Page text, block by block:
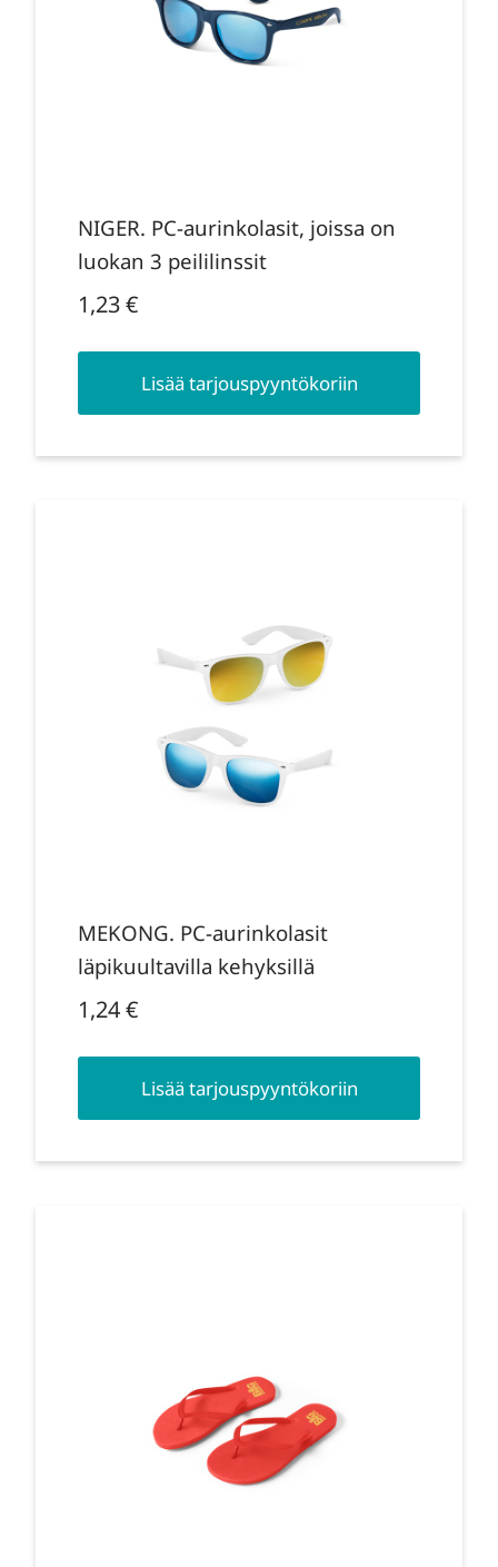
NIGER. PC-aurinkolasit, joissa on
luokan 3 peililinssit
1,23€
Lisää tarjouspyyntökoriin
MEKONG. PC-aurinkolasit
läpikuultavilla kehyksillä
1,24€
Lisää tarjouspyyntökoriin